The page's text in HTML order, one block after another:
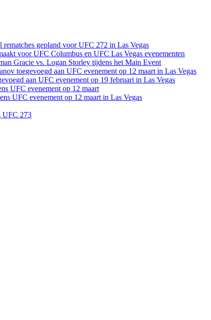
gepland voor UFC 272 in Las Vegas
voor UFC Columbus en UFC Las Vegas evenementen
Gracie vs. Logan Storley tijdens het Main Event
toegevoegd aan UFC evenement op 12 maart in Las Vegas
aan UFC evenement op 19 februari in Las Vegas
UFC evenement op 12 maart
UFC evenement op 12 maart in Las Vegas
UFC 273